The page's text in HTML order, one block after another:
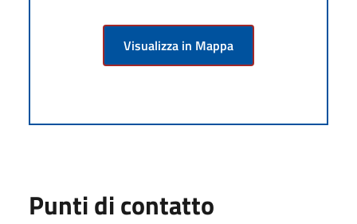
Visualizza in Mappa
Punti di contatto